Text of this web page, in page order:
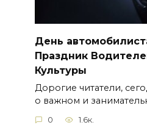
День
Праздник
Культуры
Дорогие читатели,
о важном и
0 1.6к.